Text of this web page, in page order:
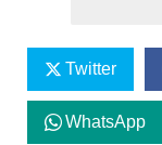
Twitter
WhatsApp